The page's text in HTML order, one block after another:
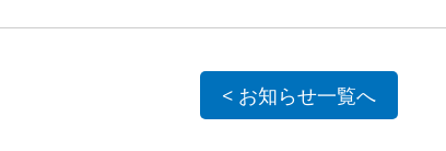
< お知らせ一覧へ